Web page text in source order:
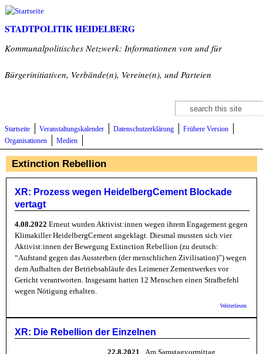
Direkt zum Inhalt
STADTPOLITIK HEIDELBERG
Kommunalpolitisches Netzwerk: Informationen von und für
Bürgerinitiativen, Verbände(n), Vereine(n), und Parteien
Suchformular
Suche
Startseite Veranstaltungskalender Datenschutzerklärung
Frühere Version
Organisationen
Medien
Extinction Rebellion
XR: Prozess wegen HeidelbergCement Blockade
vertagt
4.08.2022 Erneut wurden Aktivist:innen wegen ihrem Engagement gegen
Klimakiller HeidelbergCement angeklagt. Diesmal mussten sich vier
Aktivist:innen der Bewegung Extinction Rebellion (zu deutsch:
“Aufstand gegen das Aussterben (der menschlichen Zivilisation)”) wegen
dem Aufhalten der Betriebsabläufe des Leimener Zementwerkes vor
Gericht verantworten. Insgesamt hatten 12 Menschen einen Strafbefehl
wegen Nötigung erhalten.
Weiterlesen
XR: Die Rebellion der Einzelnen
22.8.2021 Am Samstagvormittag